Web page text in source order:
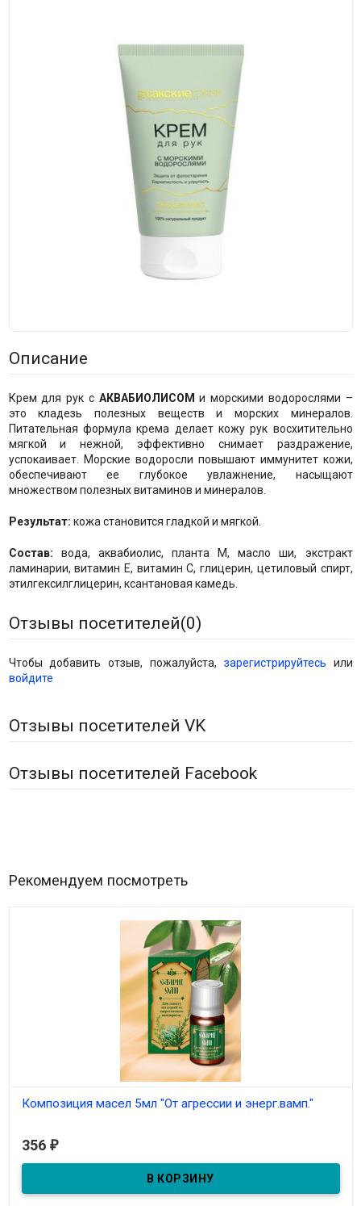
Описание
Крем для рук с АКВАБИОЛИСОМ и морскими водорослями –
это кладезь полезных веществ и морских минералов.
Питательная формула крема делает кожу рук восхитительно
мягкой и нежной, эффективно снимает раздражение,
успокаивает. Морские водоросли повышают иммунитет кожи,
обеспечивают ее глубокое увлажнение, насыщают
множеством полезных витаминов и минералов.
Результат: кожа становится гладкой и мягкой.
Состав: вода, аквабиолис, планта М, масло ши, экстракт
ламинарии, витамин Е, витамин С, глицерин, цетиловый спирт,
этилгексилглицерин, ксантановая камедь.
Отзывы посетителей(0)
Чтобы добавить отзыв, пожалуйста, зарегистрируйтесь или
войдите
Отзывы посетителей VK
Отзывы посетителей Facebook
Рекомендуем посмотреть
Композиция масел 5мл "От агрессии и энерг.вамп."
356 ₽